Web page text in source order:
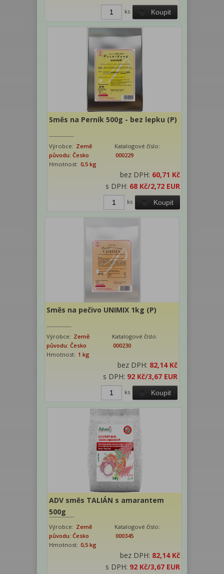
Koupit
ks
Směs na Perník 500g - bez lepku (P)
Výrobce: Země
původu: Česko
Katalogové číslo:
000229
Hmotnost: 0,5 kg
bez DPH: 60,71 Kč
s DPH: 68 Kč/2,72 EUR
Koupit
ks
Směs na pečivo UNIMIX 1kg (P)
Výrobce: Země
původu: Česko
Katalogové číslo:
000230
Hmotnost: 1 kg
bez DPH: 82,14 Kč
s DPH: 92 Kč/3,67 EUR
Koupit
ks
ADV směs TALIÁN s amarantem
500g
Výrobce: Země
původu: Česko
Katalogové číslo:
000345
Hmotnost: 0,5 kg
bez DPH: 82,14 Kč
s DPH: 92 Kč/3,67 EUR